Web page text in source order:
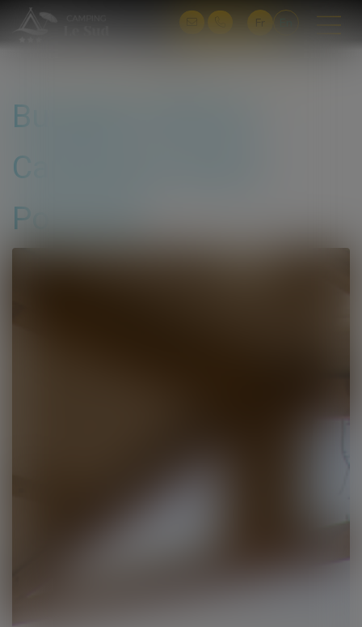
Fr
Bungalow Morea -
Camping le Sud à
Porticcio